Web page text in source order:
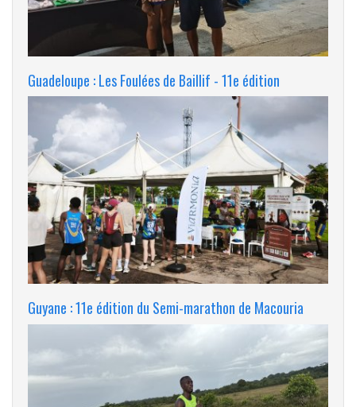
Guadeloupe : Les Foulées de Baillif - 11e édition
Guyane : 11e édition du Semi-marathon de Macouria